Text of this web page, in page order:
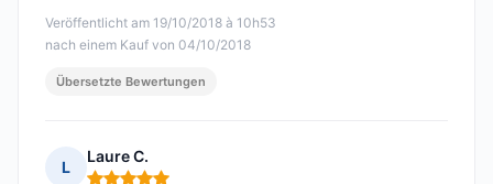
Veröffentlicht am 19/10/2018 à 10h53
nach einem Kauf von 04/10/2018
Übersetzte Bewertungen
L
Laure C.